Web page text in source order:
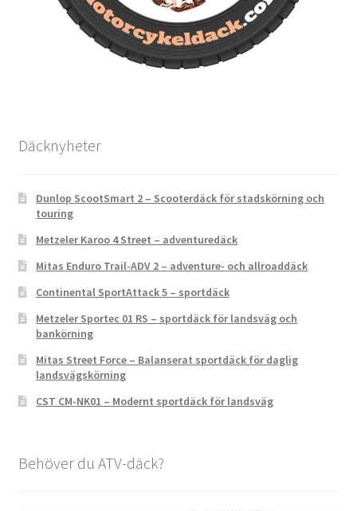
Däcknyheter
Dunlop ScootSmart 2 – Scooterdäck för stadskörning och
touring
Metzeler Karoo 4 Street – adventuredäck
Mitas Enduro Trail-ADV 2 – adventure- och allroaddäck
Continental SportAttack 5 – sportdäck
Metzeler Sportec 01 RS – sportdäck för landsväg och
bankörning
Mitas Street Force – Balanserat sportdäck för daglig
landsvägskörning
CST CM-NK01 – Modernt sportdäck för landsväg
Behöver du ATV-däck?